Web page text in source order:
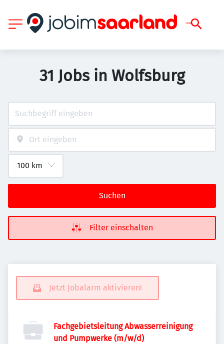
31 Jobs in Wolfsburg
Suchen
Filter einschalten
Jetzt Jobalarm aktivieren!
Fachgebietsleitung Abwasserreinigung
und Pumpwerke (m/w/d)